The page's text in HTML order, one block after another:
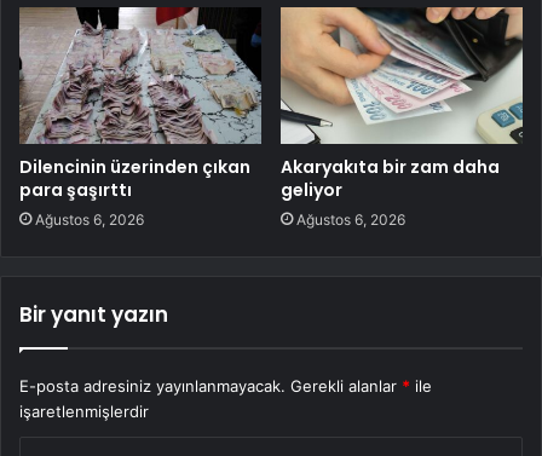
Dilencinin üzerinden çıkan
para şaşırttı
Ağustos 6, 2026
Akaryakıta bir zam daha
geliyor
Ağustos 6, 2026
Bir yanıt yazın
E-posta adresiniz yayınlanmayacak. Gerekli alanlar * ile
işaretlenmişlerdir